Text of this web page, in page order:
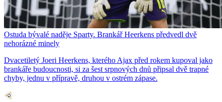
Ostuda bývalé naděje Sparty. Brankář Heerkens předvedl dvě
nehorázné minely
Dvacetiletý Joeri Heerkens, kterého Ajax před rokem kupoval jako
brankáře budoucnosti, si za šest srpnových dnů připsal dvě trapné
chyby, jednu v přípravě, druhou v ostrém zápase.